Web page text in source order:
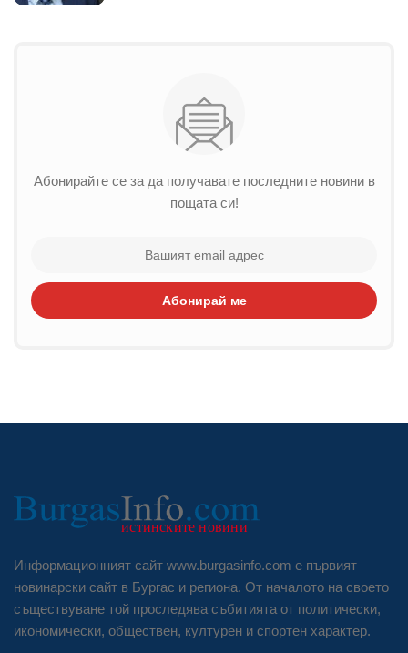
Абонирайте се за да получавате последните новини в
пощата си!
Абонирай ме
Информационният сайт www.burgasinfo.com е първият
новинарски сайт в Бургас и региона. От началото на своето
съществуване той проследява събитията от политически,
икономически, обществен, културен и спортен характер.